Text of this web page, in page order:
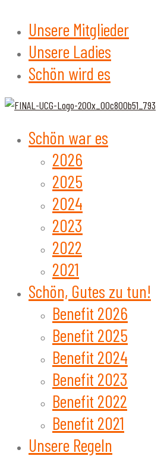
Unsere Mitglieder
Unsere Ladies
Schön wird es
Schön war es
2026
2025
2024
2023
2022
2021
Schön, Gutes zu tun!
Benefit 2026
Benefit 2025
Benefit 2024
Benefit 2023
Benefit 2022
Benefit 2021
Unsere Regeln